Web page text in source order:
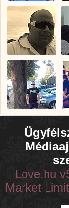
Love.hu
Market